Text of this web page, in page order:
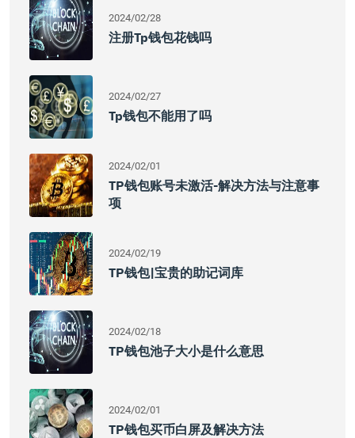
2024/02/28
注册tp钱包花钱吗
2024/02/27
Tp钱包不能用了吗
2024/02/01
TP钱包账号未激活-解决方法与注意事
项
2024/02/19
TP钱包|宝贵的助记词库
2024/02/18
TP钱包池子大小是什么意思
2024/02/01
TP钱包买币白屏及解决方法